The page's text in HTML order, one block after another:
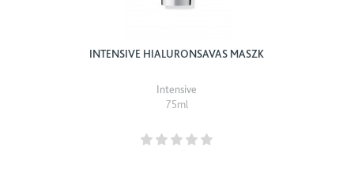
INTENSIVE HIALURONSAVAS MASZK
Intensive
75ml